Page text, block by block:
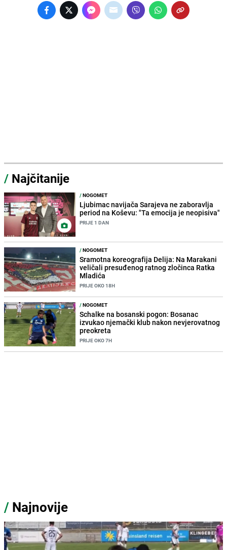
/ Najčitanije
/NOGOMET
Ljubimac navijača Sarajeva ne zaboravlja
period na Koševu: "Ta emocija je neopisiva"
PRIJE 1 DAN
/NOGOMET
Sramotna koreografija Delija: Na Marakani
veličali presuđenog ratnog zločinca Ratka
Mladića
PRIJE OKO 18H
/NOGOMET
Schalke na bosanski pogon: Bosanac
izvukao njemački klub nakon nevjerovatnog
preokreta
PRIJE OKO 7H
/ Najnovije